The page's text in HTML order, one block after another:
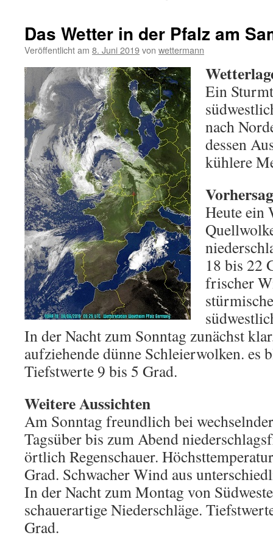
Das Wetter in der Pfalz am
Veröffentlicht am 8. Juni 2019von wettermann
Ein
nach
dessen
kühlere
Heute ein
18 bis 22
frischer
In der Nacht zum Sonntag zunächst
aufziehende dünne Schleierwolken. es
Tiefstwerte 9 bis 5 Grad.
Weitere Aussichten
Am Sonntag freundlich bei
Tagsüber bis zum Abend
örtlich Regenschauer.
Grad. Schwacher Wind aus
In der Nacht zum Montag von
schauerartige Niederschläge.
Grad.